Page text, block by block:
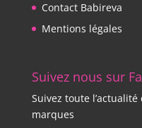
Contact Babireva
Mentions légales
Suivez nous sur
Suivez toute
marques